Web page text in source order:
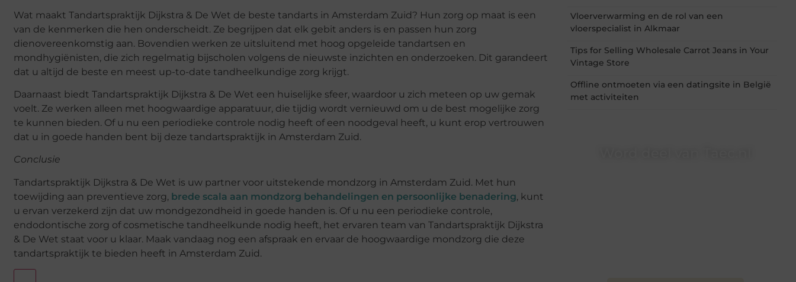
Wat maakt Tandartspraktijk Dijkstra & De Wet de beste tandarts in Amsterdam Zuid? Hun zorg op maat is een
van de kenmerken die hen onderscheidt. Ze begrijpen dat elk gebit anders is en passen hun zorg
dienovereenkomstig aan. Bovendien werken ze uitsluitend met hoog opgeleide tandartsen en
mondhygiënisten, die zich regelmatig bijscholen volgens de nieuwste inzichten en onderzoeken. Dit garandeert
dat u altijd de beste en meest up-to-date tandheelkundige zorg krijgt.
Daarnaast biedt Tandartspraktijk Dijkstra & De Wet een huiselijke sfeer, waardoor u zich meteen op uw gemak
voelt. Ze werken alleen met hoogwaardige apparatuur, die tijdig wordt vernieuwd om u de best mogelijke zorg
te kunnen bieden. Of u nu een periodieke controle nodig heeft of een noodgeval heeft, u kunt erop vertrouwen
dat u in goede handen bent bij deze tandartspraktijk in Amsterdam Zuid.
Conclusie
Tandartspraktijk Dijkstra & De Wet is uw partner voor uitstekende mondzorg in Amsterdam Zuid. Met hun
toewijding aan preventieve zorg, brede scala aan mondzorg behandelingen en persoonlijke benadering, kunt
u ervan verzekerd zijn dat uw mondgezondheid in goede handen is. Of u nu een periodieke controle,
endodontische zorg of cosmetische tandheelkunde nodig heeft, het ervaren team van Tandartspraktijk Dijkstra
& De Wet staat voor u klaar. Maak vandaag nog een afspraak en ervaar de hoogwaardige mondzorg die deze
tandartspraktijk te bieden heeft in Amsterdam Zuid.
Vloerverwarming en de rol van een
vloerspecialist in Alkmaar
Tips for Selling Wholesale Carrot Jeans in Your
Vintage Store
Offline ontmoeten via een datingsite in België
met activiteiten